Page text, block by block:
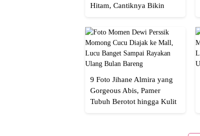
Hitam, Cantiknya Bikin
9 Foto Jihane Almira yang
Gorgeous Abis, Pamer
Tubuh Berotot hingga Kulit